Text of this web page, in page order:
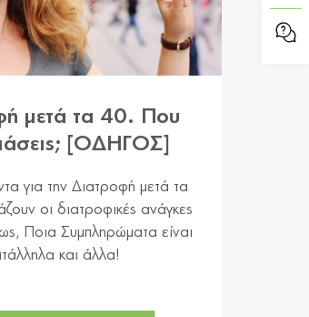
μετά τα 40. Που
[ΟΔΗΓΟΣ]
για την Διατροφή μετά τα
οι διατροφικές ανάγκες
Ποια Συμπληρώματα είναι
και άλλα!